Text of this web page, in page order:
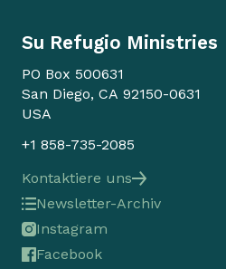
Su Refugio Ministries
PO Box 500631
San Diego, CA 92150-0631
USA
+1 858-735-2085
Kontaktiere uns
Newsletter-Archiv
Instagram
Facebook